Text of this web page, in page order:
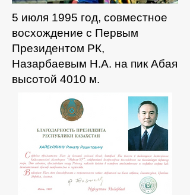
5 июля 1995 год, совместное
восхождение с Первым
Президентом РК,
Назарбаевым Н.А. на пик Абая
высотой 4010 м.